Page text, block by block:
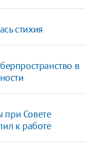
стихия
в
при Совете
к работе